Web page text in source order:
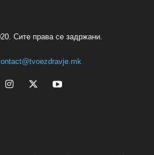
Сите права се задржани.